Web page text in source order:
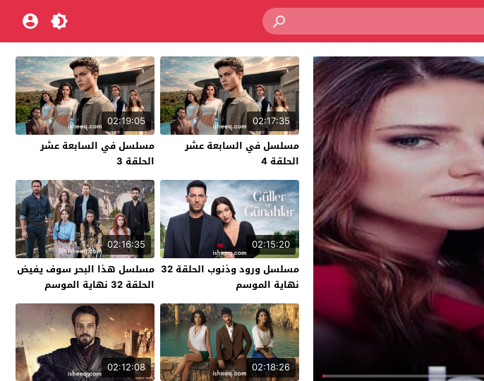
02:17:35
مسلسل في السابعة عشر
الحلقة 4
02:19:05
مسلسل في السابعة عشر
الحلقة 3
02:15:20
مسلسل ورود وذنوب الحلقة 32
نهاية الموسم
02:16:35
مسلسل هذا البحر سوف يفيض
الحلقة 32 نهاية الموسم
02:18:26
02:12:08